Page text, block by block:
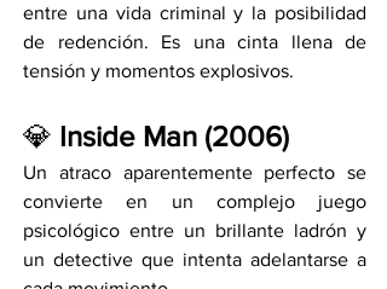
entre una vida criminal y la posibilidad
de redención. Es una cinta llena de
tensión y momentos explosivos.
💎 Inside Man (2006)
Un atraco aparentemente perfecto se
convierte en un complejo juego
psicológico entre un brillante ladrón y
un detective que intenta adelantarse a